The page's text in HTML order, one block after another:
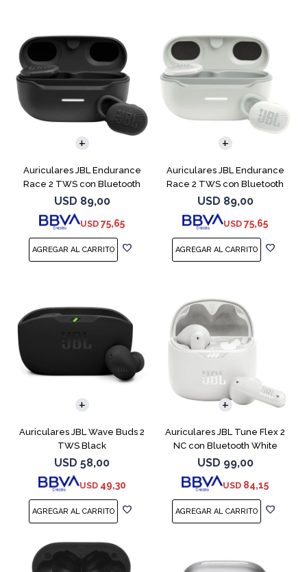
Auriculares JBL Endurance
Race 2 TWS con Bluetooth
Black
USD 89,00
USD 75,65
Auriculares JBL Endurance
Race 2 TWS con Bluetooth
White
USD 89,00
USD 75,65
Auriculares JBL Wave Buds 2
TWS Black
USD 58,00
USD 49,30
Auriculares JBL Tune Flex 2
NC con Bluetooth White
USD 99,00
USD 84,15